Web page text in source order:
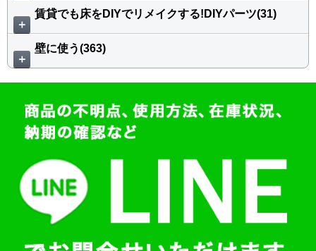
＋
賃貸でも床をDIYでリメイクする!DIYパーツ(31)
＋
壁に使う(363)